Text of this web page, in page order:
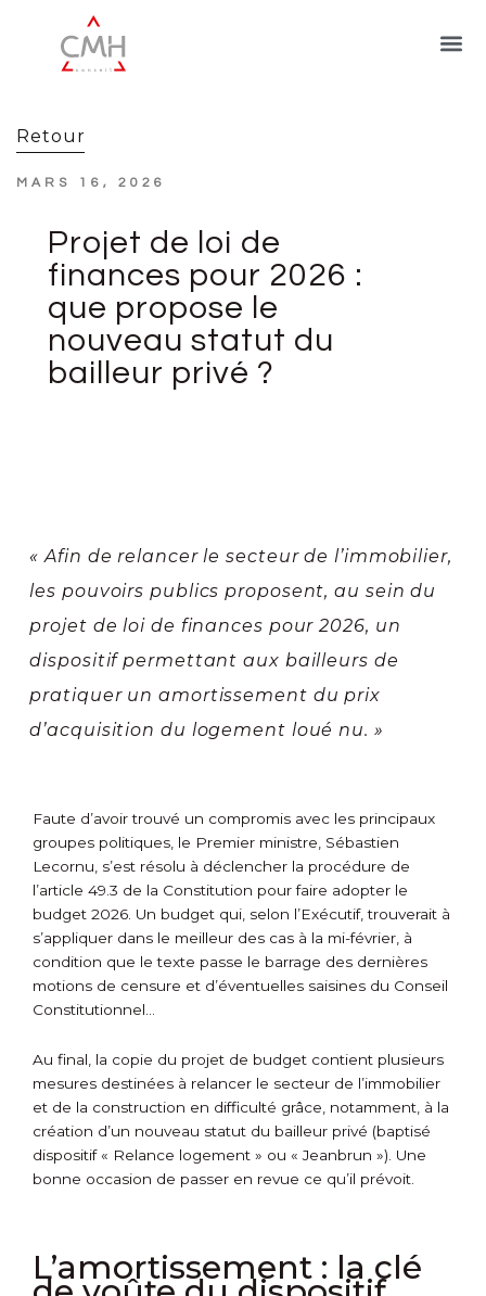
Retour
MARS 16, 2026
Projet de loi de
finances pour 2026 :
que propose le
nouveau statut du
bailleur privé ?
« Afin de relancer le secteur de l’immobilier,
les pouvoirs publics proposent, au sein du
projet de loi de finances pour 2026, un
dispositif permettant aux bailleurs de
pratiquer un amortissement du prix
d’acquisition du logement loué nu. »
Faute d’avoir trouvé un compromis avec les principaux
groupes politiques, le Premier ministre, Sébastien
Lecornu, s’est résolu à déclencher la procédure de
l’article 49.3 de la Constitution pour faire adopter le
budget 2026. Un budget qui, selon l’Exécutif, trouverait à
s’appliquer dans le meilleur des cas à la mi-février, à
condition que le texte passe le barrage des dernières
motions de censure et d’éventuelles saisines du Conseil
Constitutionnel…
Au final, la copie du projet de budget contient plusieurs
mesures destinées à relancer le secteur de l’immobilier
et de la construction en difficulté grâce, notamment, à la
création d’un nouveau statut du bailleur privé (baptisé
dispositif « Relance logement » ou « Jeanbrun »). Une
bonne occasion de passer en revue ce qu’il prévoit.
L’amortissement : la clé